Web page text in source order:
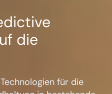
die
für die